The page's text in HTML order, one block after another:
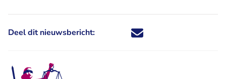
Deel dit nieuwsbericht: Deel dit nieuwsbericht via X -
Deel dit nieuwsbericht via
Deel dit nieuwsbericht
Deel dit